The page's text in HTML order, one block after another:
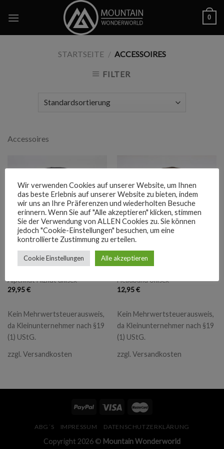
0
STARTSEITE / ACCESSOIRES
FILTER
Accessoires
Alpenhut Filzhut unisex
29,95€
Kein Mehrwertsteuerausweis,
da Kleinunternehmer nach §19
(1) UStG.
zzgl. Versandkosten
ACCESSOIRES
Headband Unisex
12,95€
Kein Mehrwertsteuerausweis,
da Kleinunternehmer nach §19
(1) UStG.
zzgl. Versandkosten
ABG´S IMPRESSUM DATENSCHUTZERKLÄRUNG
Copyright 2026 © Mountain Wonderworld
Wir verwenden Cookies auf unserer Website, um Ihnen
das beste Erlebnis auf unserer Website zu bieten, indem
wir uns an Ihre Präferenzen und wiederholten Besuche
erinnern. Wenn Sie auf "Alle akzeptieren" klicken, stimmen
Sie der Verwendung von ALLEN Cookies zu. Sie können
jedoch "Cookie-Einstellungen" besuchen, um eine
kontrollierte Zustimmung zu erteilen.
Cookie Einstellungen Alle akzeptieren